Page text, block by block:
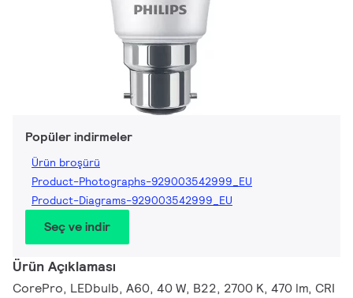
Popüler indirmeler
Ürün broşürü
Product-Photographs-929003542999_EU
Product-Diagrams-929003542999_EU
Seç ve indir
Ürün Açıklaması
CorePro, LEDbulb, A60, 40 W, B22, 2700 K, 470 lm, CRI